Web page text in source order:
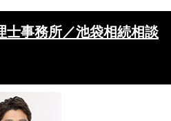
事務所／池袋相続相談